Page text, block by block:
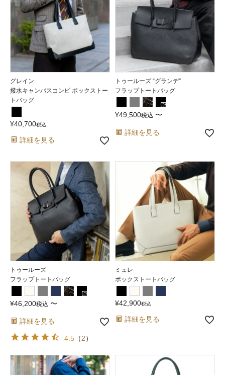
グレイン
撥水キャンバスコンビ ボックストー
トバッグ
¥40,700税込
詳細を見る
トゥールーズ “グランデ”
フラップトートバッグ
¥49,500税込 〜
詳細を見る
トゥールーズ
フラップトートバッグ
¥46,200税込 〜
詳細を見る
4.5 （2）
ミュレ
ボックストートバッグ
¥42,900税込
詳細を見る